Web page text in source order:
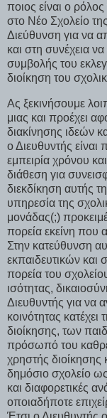
ποιος είναι ο
στο Νέο Σχολείο
Διεύθυνση για να
και στη συνέχεια
συμβολής του
διοίκηση του
Ας ξεκινήσουμε
μιας και προέχει
διακίνησης ιδεών
ο Διευθυντής
εμπειρία χρόνου
διάθεση για
διεκδίκηση αυτής
υπηρεσία της
μονάδας(;)
πορεία εκείνη που
Στην κατεύθυνση
εκπαιδευτικών
πορεία του
ισότητας,
Διευθυντής για να
κοινότητας
διοίκησης, των
πρόσωπό του
χρηστής διοίκησης
δημόσιο σχολείο
και διαφορετικές
οποιαδήποτε